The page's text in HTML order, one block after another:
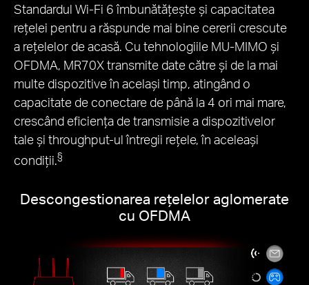
Standardul Wi-Fi 6 îmbunătățește și capacitatea
rețelei pentru a răspunde mai bine cererii crescute
a rețelelor de acasă. Cu tehnologiile MU-MIMO și
OFDMA, MR70X transmite date către și de la mai
multe dispozitive în același timp, atingând o
capacitate de conectare de până la 4 ori mai mare,
crescând eficiența de transmisie a dispozitivelor
tale și throughput-ul întregii rețele, în aceleași
condiții.§
Descongestionarea rețelelor aglomerate
cu OFDMA